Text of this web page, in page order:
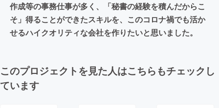
作成等の事務仕事が多く、「秘書の経験を積んだからこ
そ」得ることができたスキルを、このコロナ禍でも活か
せるハイクオリティな会社を作りたいと思いました。
このプロジェクトを見た人はこちらもチェックし
ています